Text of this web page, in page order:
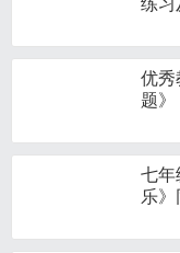
优秀
题》
七
乐